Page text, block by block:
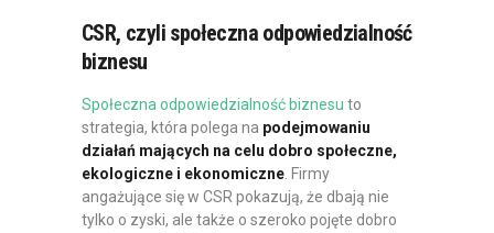
CSR, czyli społeczna odpowiedzialność
biznesu
Społeczna odpowiedzialność biznesu to
strategia, która polega na podejmowaniu
działań mających na celu dobro społeczne,
ekologiczne i ekonomiczne . Firmy
angażujące się w CSR pokazują, że dbają nie
tylko o zyski, ale także o szeroko pojęte dobro